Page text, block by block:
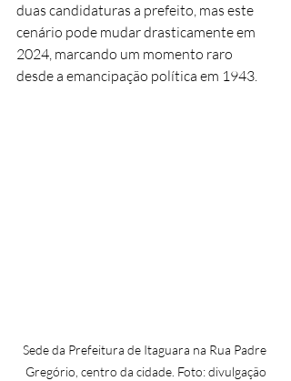
duas candidaturas a prefeito, mas este
cenário pode mudar drasticamente em
2024, marcando um momento raro
desde a emancipação política em 1943.
Sede da Prefeitura de Itaguara na Rua Padre
Gregório, centro da cidade. Foto: divulgação